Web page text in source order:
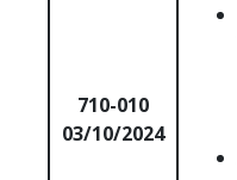
710-010
03/10/2024